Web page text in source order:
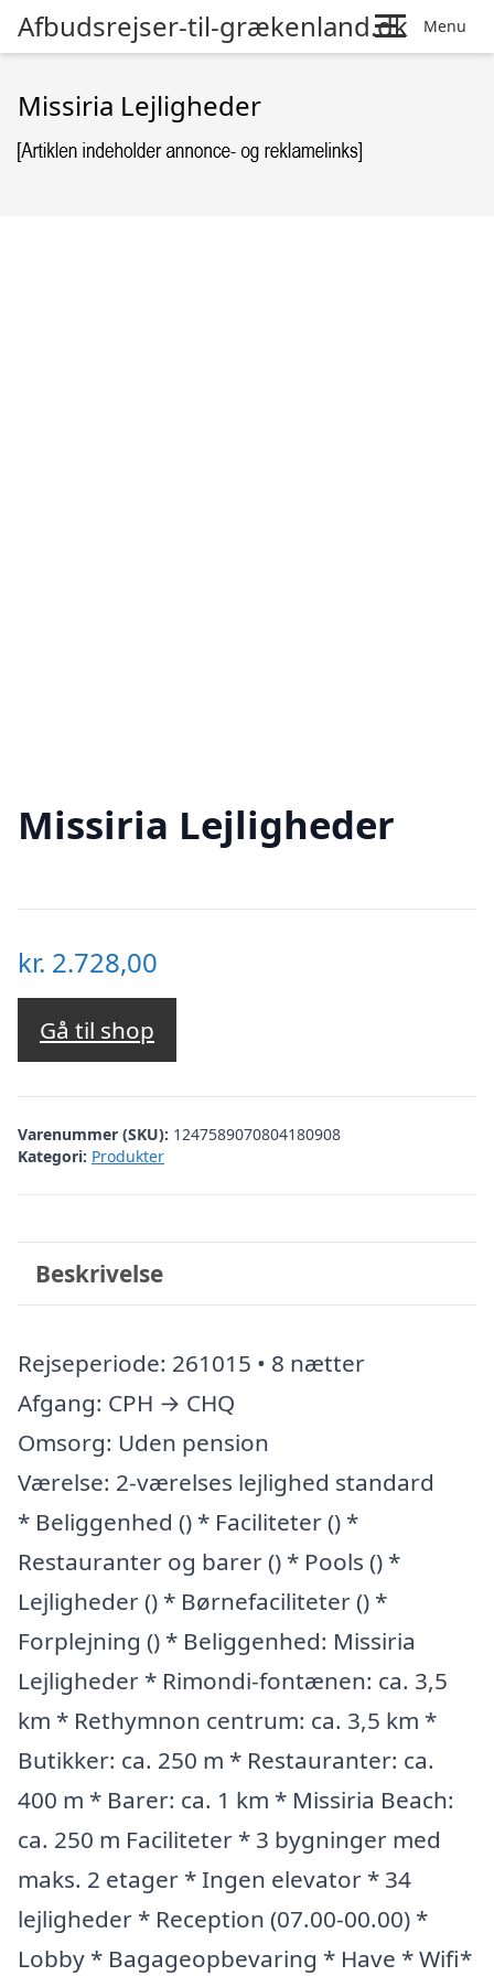
Afbudsrejser-til-grækenland.dk Menu
Missiria Lejligheder
Missiria Lejligheder
kr. 2.728,00
Gå til shop
Varenummer (SKU): 1247589070804180908
Kategori: Produkter
Beskrivelse
Rejseperiode: 261015 • 8 nætter
Afgang: CPH → CHQ
Omsorg: Uden pension
Værelse: 2-værelses lejlighed standard
* Beliggenhed () * Faciliteter () *
Restauranter og barer () * Pools () *
Lejligheder () * Børnefaciliteter () *
Forplejning () * Beliggenhed: Missiria
Lejligheder * Rimondi-fontænen: ca. 3,5
km * Rethymnon centrum: ca. 3,5 km *
Butikker: ca. 250 m * Restauranter: ca.
400 m * Barer: ca. 1 km * Missiria Beach:
ca. 250 m Faciliteter * 3 bygninger med
maks. 2 etager * Ingen elevator * 34
lejligheder * Reception (07.00-00.00) *
Lobby * Bagageopbevaring * Have * Wifi*